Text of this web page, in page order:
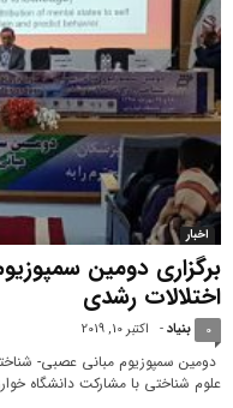
اخبار
برگزاری دومین
اختلالات رشدی
بنیاد- اکتبر 10, 2019 0
دومین سمپوزیوم مبانی عصبی-
علوم شناختی با مشارکت دانشگاه